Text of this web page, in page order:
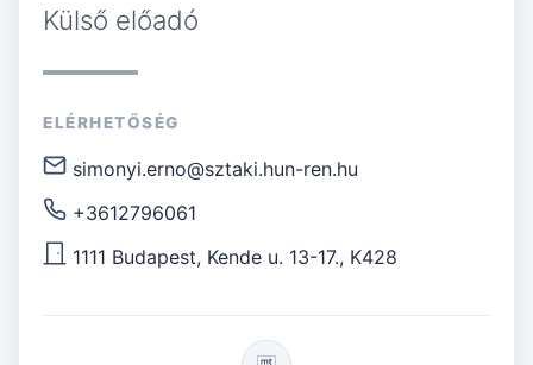
Külső előadó
ELÉRHETŐSÉG
simonyi.erno@sztaki.hun-ren.hu
+3612796061
1111 Budapest, Kende u. 13-17., K428